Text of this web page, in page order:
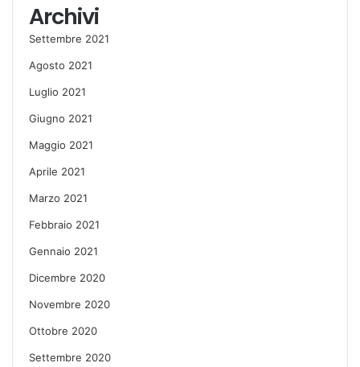
Archivi
Settembre 2021
Agosto 2021
Luglio 2021
Giugno 2021
Maggio 2021
Aprile 2021
Marzo 2021
Febbraio 2021
Gennaio 2021
Dicembre 2020
Novembre 2020
Ottobre 2020
Settembre 2020